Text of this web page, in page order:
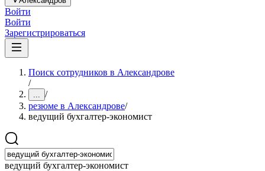
Войти
Войти
Зарегистрироваться
Поиск сотрудников в Александрове
/
... /
резюме в Александрове/
ведущий бухгалтер-экономист
ведущий бухгалтер-экономист